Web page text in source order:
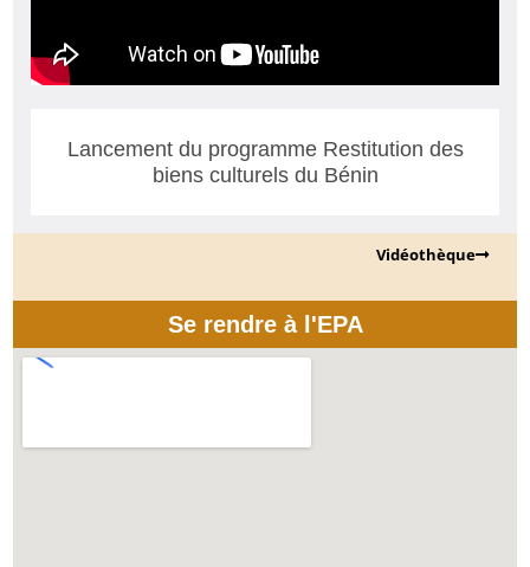
Lancement du programme Restitution des
biens culturels du Bénin
Vidéothèque
Se rendre à l'EPA